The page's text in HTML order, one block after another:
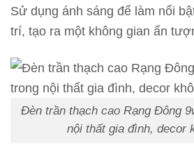
Sử dụng ánh sáng để làm nổi
trí, tạo ra một không gian ấn
Đèn trần thạch cao Rạng Đông
nội thất gia đình, decor